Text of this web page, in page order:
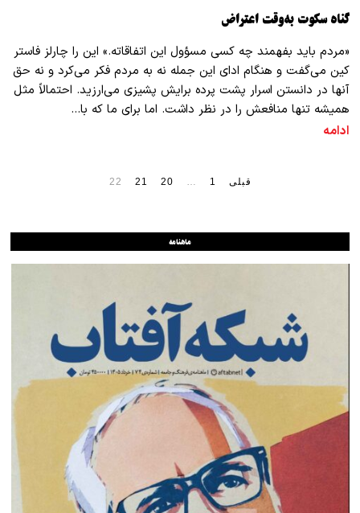
گناه سکوت به‌وقت اعتراض
«مردم باید بفهمند چه ‌کسی مسؤول این اتفاقاته.» این را چارلز فاستر
کین می‌گفت و هنگام ادای این جمله نه به مردم فکر می‌کرد و نه حق
آنها در دانستن اسرار پشت پرده برایش پشیزی می‌ارزید. احتمالاً مثل
همیشه تنها منافعش را در نظر داشت. اما برای ما که با…
ادامه
قبلی 1
20
21
22
ماهنامه